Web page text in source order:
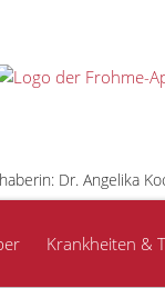
Dr. Angelika
Krankheiten &